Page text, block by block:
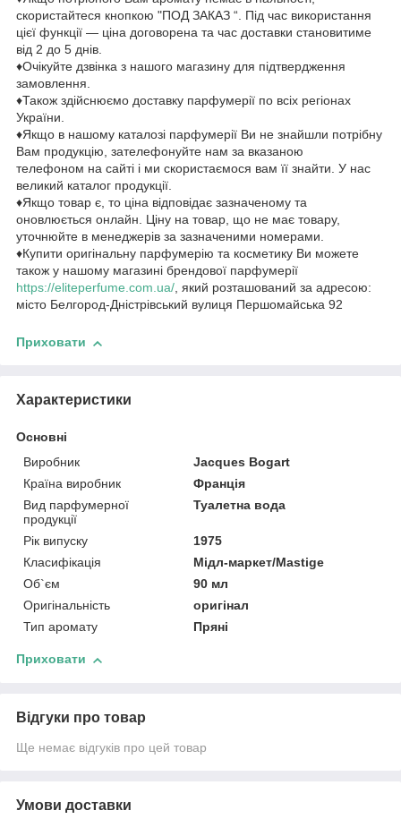
скористайтеся кнопкою "ПОД ЗАКАЗ “. Під час використання
цієї функції — ціна договорена та час доставки становитиме
від 2 до 5 днів.
♦Очікуйте дзвінка з нашого магазину для підтвердження
замовлення.
♦Також здійснюємо доставку парфумерії по всіх регіонах
України.
♦Якщо в нашому каталозі парфумерії Ви не знайшли потрібну
Вам продукцію, зателефонуйте нам за вказаною
телефоном на сайті і ми скористаємося вам її знайти. У нас
великий каталог продукції.
♦Якщо товар є, то ціна відповідає зазначеному та
оновлюється онлайн. Ціну на товар, що не має товару,
уточнюйте в менеджерів за зазначеними номерами.
♦Купити оригінальну парфумерію та косметику Ви можете
також у нашому магазині брендової парфумерії
https://eliteperfume.com.ua/, який розташований за адресою:
місто Белгород-Дністрівський вулиця Першомайська 92
Приховати
Характеристики
Основні
Виробник
Jacques Bogart
Країна виробник
Франція
Вид парфумерної
продукції
Туалетна вода
Рік випуску
1975
Класифікація
Мідл-маркет/Mastige
Об`єм
90 мл
Оригінальність
оригінал
Тип аромату
Пряні
Приховати
Відгуки про товар
Ще немає відгуків про цей товар
Умови доставки